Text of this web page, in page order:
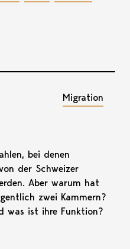
Migration
bei denen
der Schweizer
Aber warum hat
zwei Kammern?
was ist ihre Funktion?